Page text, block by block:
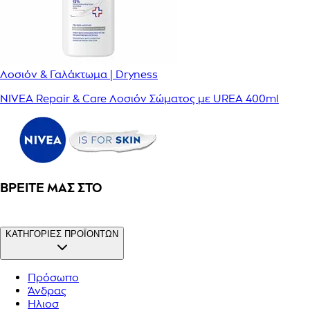
Λοσιόν & Γαλάκτωμα | Dryness
NIVEA Repair & Care Λοσιόν Σώματος με UREA 400ml
ΒΡΕΊΤΕ ΜΑΣ ΣΤΟ
ΚΑΤΗΓΟΡΙΕΣ ΠΡΟΪΟΝΤΩΝ
Πρόσωπο
Άνδρας
Ηλιοσ